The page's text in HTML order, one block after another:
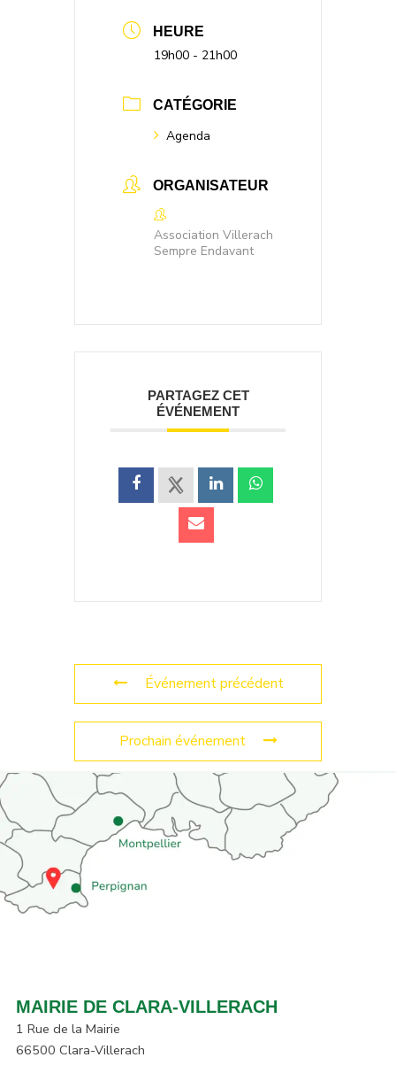
HEURE
19h00 - 21h00
CATÉGORIE
Agenda
ORGANISATEUR
Association Villerach
Sempre Endavant
PARTAGEZ CET
ÉVÉNEMENT
Événement précédent
Prochain événement
MAIRIE DE CLARA-VILLERACH
1 Rue de la Mairie
66500 Clara-Villerach